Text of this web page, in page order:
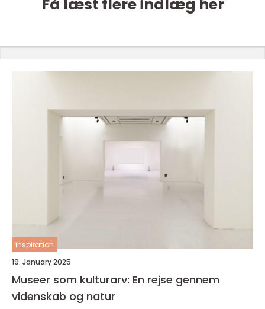
Få læst flere indlæg her
inspiration
19. January 2025
Museer som kulturarv: En rejse gennem
videnskab og natur